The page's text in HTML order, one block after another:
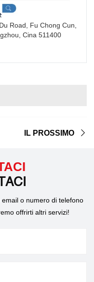
Road, Fu Chong Cun,
Cina 511400
IL PROSSIMO
o numero di telefono
offrirti altri servizi!